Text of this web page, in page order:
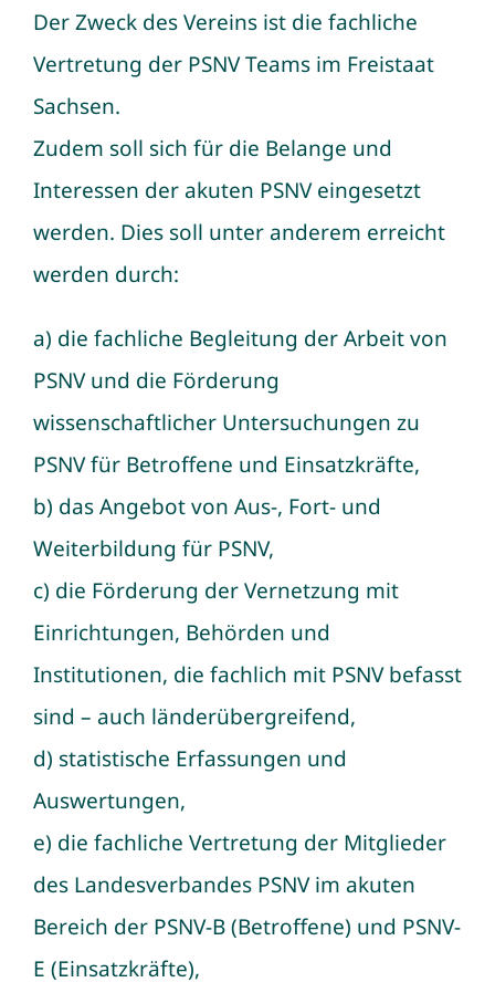
Der Zweck des Vereins ist die fachliche
Vertretung der PSNV Teams im Freistaat
Sachsen.
Zudem soll sich für die Belange und
Interessen der akuten PSNV eingesetzt
werden. Dies soll unter anderem erreicht
werden durch:
a) die fachliche Begleitung der Arbeit von
PSNV und die Förderung
wissenschaftlicher Untersuchungen zu
PSNV für Betroffene und Einsatzkräfte,
b) das Angebot von Aus-, Fort- und
Weiterbildung für PSNV,
c) die Förderung der Vernetzung mit
Einrichtungen, Behörden und
Institutionen, die fachlich mit PSNV befasst
sind – auch länderübergreifend,
d) statistische Erfassungen und
Auswertungen,
e) die fachliche Vertretung der Mitglieder
des Landesverbandes PSNV im akuten
Bereich der PSNV-B (Betroffene) und PSNV-
E (Einsatzkräfte),